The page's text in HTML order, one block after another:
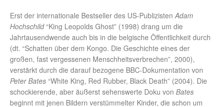
Erst der internationale Bestseller des US-PublizistenAdam
Hochschild“King Leopolds Ghost” (1998) drang um die
Jahrtausendwende auch bis in die belgische Öffentlichkeit durch
(dt. “Schatten über dem Kongo. Die Geschichte eines der
großen, fast vergessenen Menschheitsverbrechen”, 2000),
verstärkt durch die darauf bezogene BBC-Dokumentation von
Peter Bates “White King, Red Rubber, Black Death” (2004). Die
schockierende, aber äußerst sehenswerte Doku von Bates
beginnt mit jenen Bildern verstümmelter Kinder, die schon um